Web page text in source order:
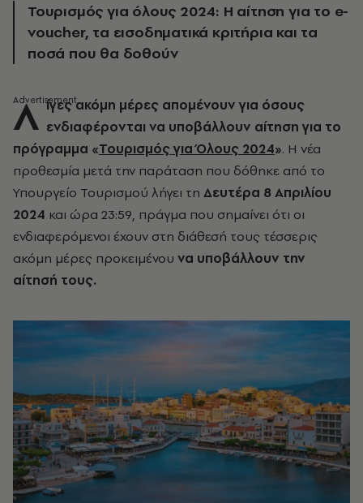
Τουρισμός για όλους 2024: Η αίτηση για το e-
voucher, τα εισοδηματικά κριτήρια και τα
ποσά που θα δοθούν
Λ ίγες ακόμη μέρες απομένουν για όσους
ενδιαφέρονται να υποβάλλουν αίτηση για το
πρόγραμμα «Τουρισμός για Όλους 2024». Η νέα
προθεσμία μετά την παράταση που δόθηκε από το
Υπουργείο Τουρισμού λήγει τη Δευτέρα 8 Απριλίου
2024 και ώρα 23:59, πράγμα που σημαίνει ότι οι
ενδιαφερόμενοι έχουν στη διάθεσή τους τέσσερις
ακόμη μέρες προκειμένου να υποβάλλουν την
αίτησή τους.